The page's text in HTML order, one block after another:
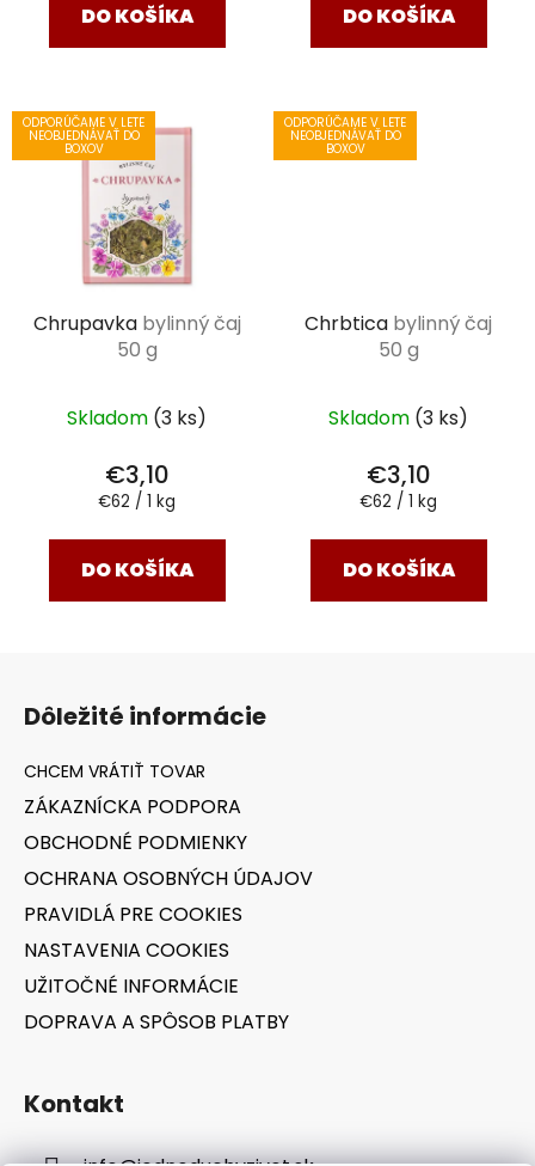
DO KOŠÍKA DO KOŠÍKA
ODPORÚČAME V LETE
NEOBJEDNÁVAŤ DO
BOXOV
Chrupavka bylinný čaj
50 g
Skladom (3 ks)
€3,10
Jednotková
€62 / 1 kg
DO KOŠÍKA
ODPORÚČAME V LETE
NEOBJEDNÁVAŤ DO
BOXOV
Chrbtica bylinný čaj
50 g
Skladom (3 ks)
€3,10
Jednotková
€62 / 1 kg
DO KOŠÍKA
Dôležité informácie
ZÁKAZNÍCKA PODPORA
OBCHODNÉ PODMIENKY
OCHRANA OSOBNÝCH ÚDAJOV
PRAVIDLÁ PRE COOKIES
NASTAVENIA COOKIES
UŽITOČNÉ INFORMÁCIE
DOPRAVA A SPÔSOB PLATBY
Kontakt